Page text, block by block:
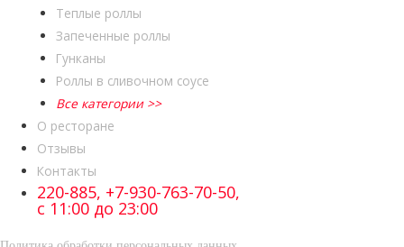
Теплые роллы
Запеченные роллы
Гунканы
Роллы в сливочном соусе
Все категории >>
О ресторане
Отзывы
Контакты
220-885, +7-930-763-70-50,
с 11:00 до 23:00